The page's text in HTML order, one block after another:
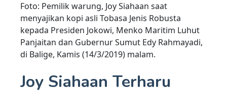
Foto: Pemilik warung, Joy Siahaan saat
menyajikan kopi asli Tobasa Jenis Robusta
kepada Presiden Jokowi, Menko Maritim Luhut
Panjaitan dan Gubernur Sumut Edy Rahmayadi,
di Balige, Kamis (14/3/2019) malam.
Joy Siahaan Terharu